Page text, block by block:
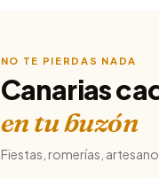
NO TE PIERDAS NADA
Canarias
en tu buzón
Fiestas, romerías,